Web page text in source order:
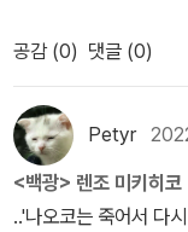
들게 끔 했다.여튼 이
자신의 이야기를 하면
고그것을 두고 관계자
입장, 추리 등)를 한다.
놀랄 정도로 치밀한 심
가니까 읽는데 지친다.
릭터에게 쉽게 몰입하
공감 (0) 댓글 (0)
Petyr
<백광> 렌조 미키히코
..'나오코는 죽어서 다